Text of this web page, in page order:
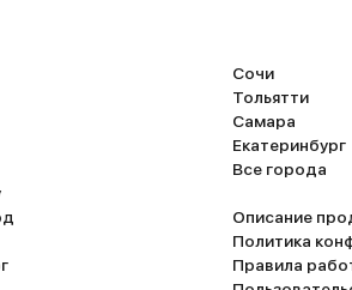
Сочи
Тольятти
Самара
Екатеринбург
Все города
Описание
Политика
Правила